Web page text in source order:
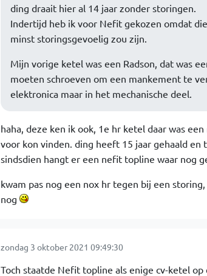
ding draait hier al 14 jaar zonder storingen.
Indertijd heb ik voor Nefit gekozen omdat
minst storingsgevoelig zou zijn.
Mijn vorige ketel was een Radson, dat was
moeten schroeven om een mankement te
elektronica maar in het mechanische deel.
haha, deze ken ik ook, 1e hr ketel daar was
voor kon vinden. ding heeft 15 jaar gehaald
sindsdien hangt er een nefit topline waar nog
kwam pas nog een nox hr tegen bij een
nog
zondag 3 oktober 2021 09:49:30
Toch staatde Nefit topline als enige cv-ketel